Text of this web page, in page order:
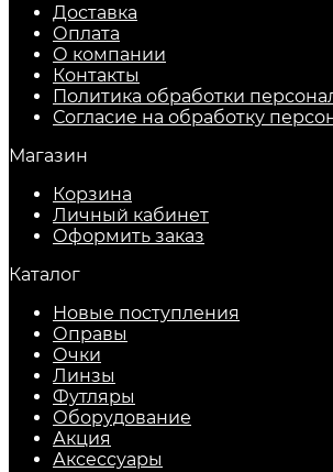
Доставка
Оплата
О компании
Контакты
Политика обработки
Согласие на обработку
Магазин
Корзина
Личный кабинет
Оформить заказ
Каталог
Новые поступления
Оправы
Очки
Линзы
Футляры
Оборудование
Акция
Аксессуары